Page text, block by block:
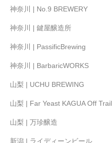
神奈川 | No.9 BREWERY
神奈川 | 鍵屋醸造所
神奈川 | PassificBrewing
神奈川 | BarbaricWORKS
山梨 | UCHU BREWING
山梨 | Far Yeast KAGUA Off Trail
山梨 | 万珍醸造
新潟 | ライディーンビール